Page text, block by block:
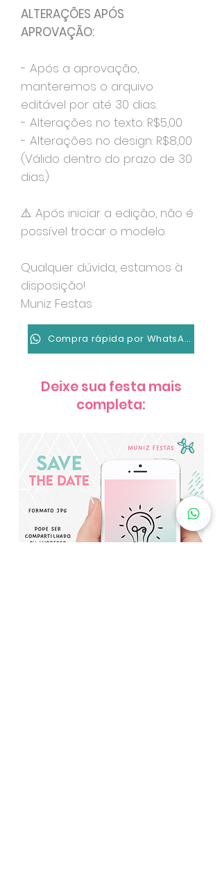
ALTERAÇÕES APÓS
APROVAÇÃO:
- Após a aprovação,
manteremos o arquivo
editável por até 30 dias.
- Alterações no texto: R$5,00
- Alterações no design: R$8,00
(Válido dentro do prazo de 30
dias.)
⚠️ Após iniciar a edição, não é
possível trocar o modelo.
Qualquer dúvida, estamos à
disposição!
Muniz Festas
Compra rápida por WhatsApp
Deixe sua festa mais
completa: